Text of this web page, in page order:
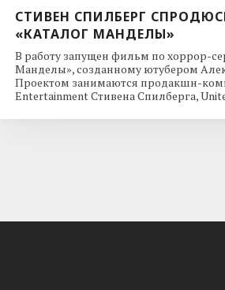
СТИВЕН СПИЛБЕРГ
«КАТАЛОГ МАНДЕЛЫ»
В работу запущен фильм по хоррор-
Манделы», созданному ютубером
Проектом занимаются продакшн-
Entertainment Стивена Спилберга,